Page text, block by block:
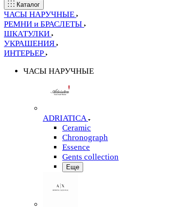
Каталог
ЧАСЫ НАРУЧНЫЕ
РЕМНИ и БРАСЛЕТЫ
ШКАТУЛКИ
УКРАШЕНИЯ
ИНТЕРЬЕР
ЧАСЫ НАРУЧНЫЕ
ADRIATICA
Ceramic
Chronograph
Essence
Gents collection
Еще